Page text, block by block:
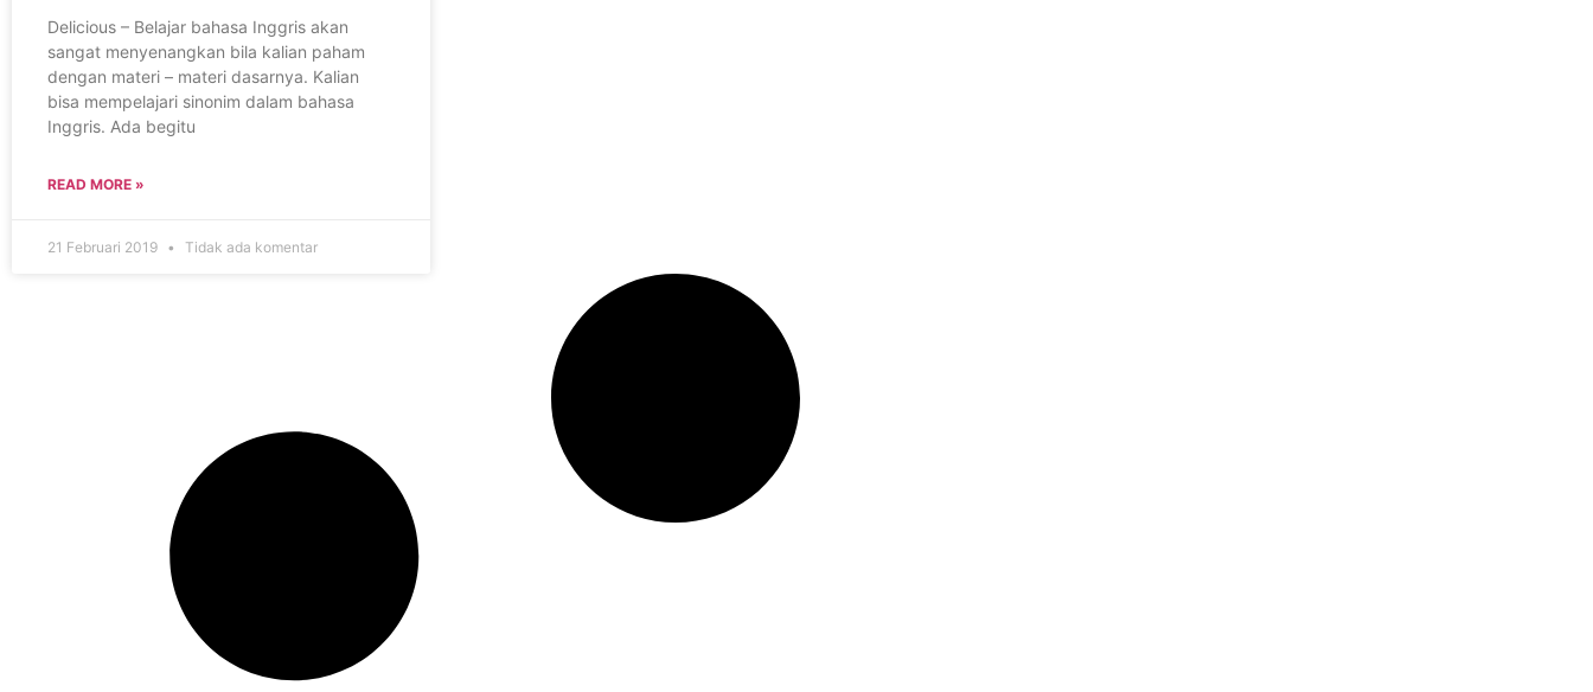
Delicious – Belajar bahasa Inggris akan
sangat menyenangkan bila kalian paham
dengan materi – materi dasarnya. Kalian
bisa mempelajari sinonim dalam bahasa
Inggris. Ada begitu
READ MORE »
21 Februari 2019 Tidak ada komentar